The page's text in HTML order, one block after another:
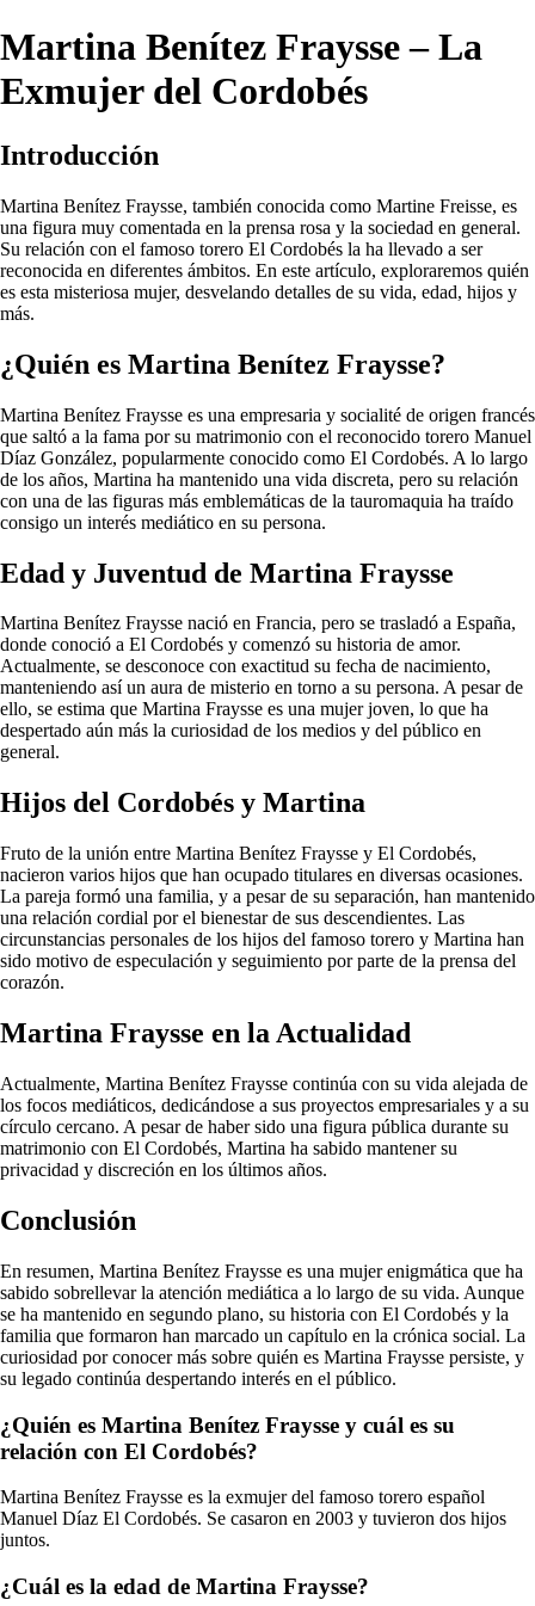
Martina Benítez Fraysse – La
Exmujer del Cordobés
Introducción
Martina Benítez Fraysse, también conocida como Martine Freisse, es
una figura muy comentada en la prensa rosa y la sociedad en general.
Su relación con el famoso torero El Cordobés la ha llevado a ser
reconocida en diferentes ámbitos. En este artículo, exploraremos quién
es esta misteriosa mujer, desvelando detalles de su vida, edad, hijos y
más.
¿Quién es Martina Benítez Fraysse?
Martina Benítez Fraysse es una empresaria y socialité de origen francés
que saltó a la fama por su matrimonio con el reconocido torero Manuel
Díaz González, popularmente conocido como El Cordobés. A lo largo
de los años, Martina ha mantenido una vida discreta, pero su relación
con una de las figuras más emblemáticas de la tauromaquia ha traído
consigo un interés mediático en su persona.
Edad y Juventud de Martina Fraysse
Martina Benítez Fraysse nació en Francia, pero se trasladó a España,
donde conoció a El Cordobés y comenzó su historia de amor.
Actualmente, se desconoce con exactitud su fecha de nacimiento,
manteniendo así un aura de misterio en torno a su persona. A pesar de
ello, se estima que Martina Fraysse es una mujer joven, lo que ha
despertado aún más la curiosidad de los medios y del público en
general.
Hijos del Cordobés y Martina
Fruto de la unión entre Martina Benítez Fraysse y El Cordobés,
nacieron varios hijos que han ocupado titulares en diversas ocasiones.
La pareja formó una familia, y a pesar de su separación, han mantenido
una relación cordial por el bienestar de sus descendientes. Las
circunstancias personales de los hijos del famoso torero y Martina han
sido motivo de especulación y seguimiento por parte de la prensa del
corazón.
Martina Fraysse en la Actualidad
Actualmente, Martina Benítez Fraysse continúa con su vida alejada de
los focos mediáticos, dedicándose a sus proyectos empresariales y a su
círculo cercano. A pesar de haber sido una figura pública durante su
matrimonio con El Cordobés, Martina ha sabido mantener su
privacidad y discreción en los últimos años.
Conclusión
En resumen, Martina Benítez Fraysse es una mujer enigmática que ha
sabido sobrellevar la atención mediática a lo largo de su vida. Aunque
se ha mantenido en segundo plano, su historia con El Cordobés y la
familia que formaron han marcado un capítulo en la crónica social. La
curiosidad por conocer más sobre quién es Martina Fraysse persiste, y
su legado continúa despertando interés en el público.
¿Quién es Martina Benítez Fraysse y cuál es su
relación con El Cordobés?
Martina Benítez Fraysse es la exmujer del famoso torero español
Manuel Díaz El Cordobés. Se casaron en 2003 y tuvieron dos hijos
juntos.
¿Cuál es la edad de Martina Fraysse?